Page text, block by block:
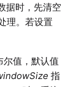
据时，先清空
理。若设置
值，默认值
指